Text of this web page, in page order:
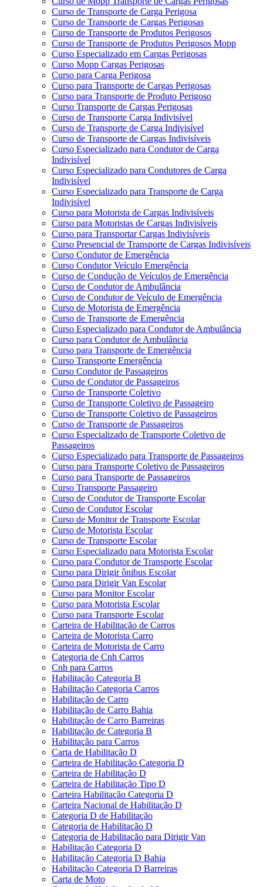
Curso de Transporte de Carga Perigosa
Curso de Transporte de Cargas Perigosas
Curso de Transporte de Produtos Perigosos
Curso de Transporte de Produtos Perigosos Mopp
Curso Especializado em Cargas Perigosas
Curso Mopp Cargas Perigosas
Curso para Carga Perigosa
Curso para Transporte de Cargas Perigosas
Curso para Transporte de Produto Perigoso
Curso Transporte de Cargas Perigosas
Curso de Transporte Carga Indivisível
Curso de Transporte de Carga Indivisível
Curso de Transporte de Cargas Indivisíveis
Curso Especializado para Condutor de Carga
Indivisível
Curso Especializado para Condutores de Carga
Indivisível
Curso Especializado para Transporte de Carga
Indivisível
Curso para Motorista de Cargas Indivisíveis
Curso para Motoristas de Cargas Indivisíveis
Curso para Transportar Cargas Indivisíveis
Curso Presencial de Transporte de Cargas Indivisíveis
Curso Condutor de Emergência
Curso Condutor Veículo Emergência
Curso de Condução de Veículos de Emergência
Curso de Condutor de Ambulância
Curso de Condutor de Veículo de Emergência
Curso de Motorista de Emergência
Curso de Transporte de Emergência
Curso Especializado para Condutor de Ambulância
Curso para Condutor de Ambulância
Curso para Transporte de Emergência
Curso Transporte Emergência
Curso Condutor de Passageiros
Curso de Condutor de Passageiros
Curso de Transporte Coletivo
Curso de Transporte Coletivo de Passageiro
Curso de Transporte Coletivo de Passageiros
Curso de Transporte de Passageiros
Curso Especializado de Transporte Coletivo de
Passageiros
Curso Especializado para Transporte de Passageiros
Curso para Transporte Coletivo de Passageiros
Curso para Transporte de Passageiros
Curso Transporte Passageiro
Curso de Condutor de Transporte Escolar
Curso de Condutor Escolar
Curso de Monitor de Transporte Escolar
Curso de Motorista Escolar
Curso de Transporte Escolar
Curso Especializado para Motorista Escolar
Curso para Condutor de Transporte Escolar
Curso para Dirigir ônibus Escolar
Curso para Dirigir Van Escolar
Curso para Monitor Escolar
Curso para Motorista Escolar
Curso para Transporte Escolar
Carteira de Habilitação de Carros
Carteira de Motorista Carro
Carteira de Motorista de Carro
Categoria de Cnh Carros
Cnh para Carros
Habilitação Categoria B
Habilitação Categoria Carros
Habilitação de Carro
Habilitação de Carro Bahia
Habilitação de Carro Barreiras
Habilitação de Categoria B
Habilitação para Carros
Carta de Habilitação D
Carteira de Habilitação Categoria D
Carteira de Habilitação D
Carteira de Habilitação Tipo D
Carteira Habilitação Categoria D
Carteira Nacional de Habilitação D
Categoria D de Habilitação
Categoria de Habilitação D
Categoria de Habilitação para Dirigir Van
Habilitação Categoria D
Habilitação Categoria D Bahia
Habilitação Categoria D Barreiras
Carta de Moto